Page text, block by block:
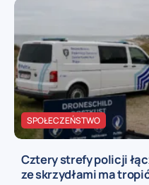
SPOŁECZEŃSTWO
Cztery strefy policji
ze skrzydłami ma